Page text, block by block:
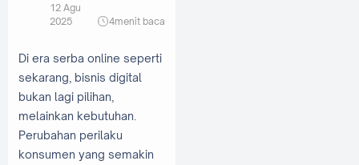
12 Agu
2025
4menit baca
Di era serba online seperti
sekarang, bisnis digital
bukan lagi pilihan,
melainkan kebutuhan.
Perubahan perilaku
konsumen yang semakin